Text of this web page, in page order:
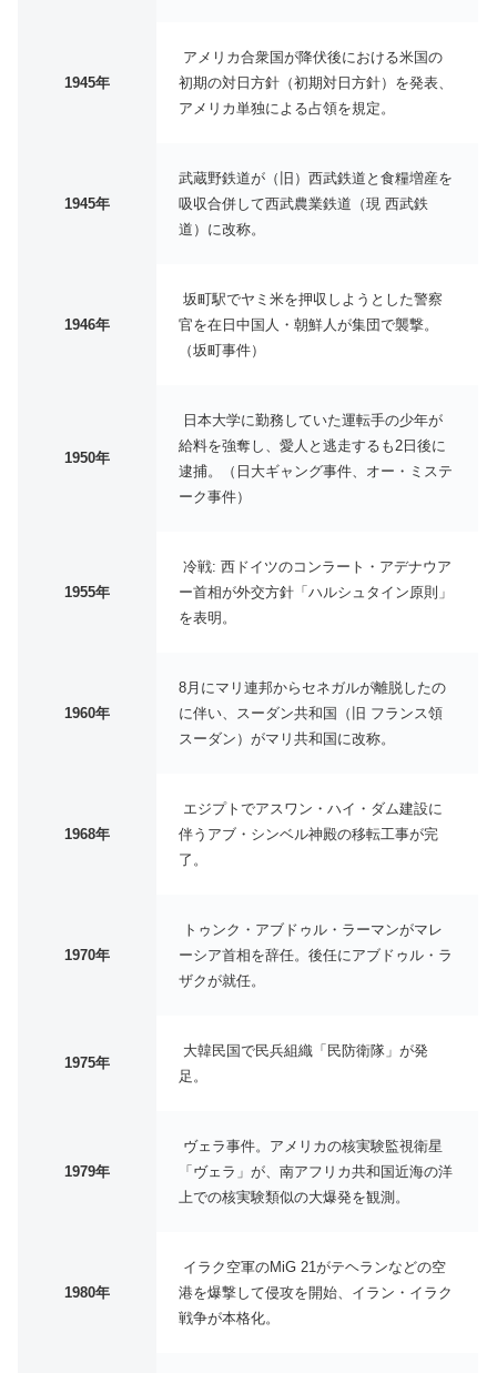
1945年
アメリカ合衆国が降伏後における米国の
初期の対日方針（初期対日方針）を発表、
アメリカ単独による占領を規定。
1945年
武蔵野鉄道が（旧）西武鉄道と食糧増産を
吸収合併して西武農業鉄道（現 西武鉄
道）に改称。
1946年
坂町駅でヤミ米を押収しようとした警察
官を在日中国人・朝鮮人が集団で襲撃。
（坂町事件）
1950年
日本大学に勤務していた運転手の少年が
給料を強奪し、愛人と逃走するも2日後に
逮捕。（日大ギャング事件、オー・ミステ
ーク事件）
1955年
冷戦: 西ドイツのコンラート・アデナウア
ー首相が外交方針「ハルシュタイン原則」
を表明。
1960年
8月にマリ連邦からセネガルが離脱したの
に伴い、スーダン共和国（旧 フランス領
スーダン）がマリ共和国に改称。
1968年
エジプトでアスワン・ハイ・ダム建設に
伴うアブ・シンベル神殿の移転工事が完
了。
1970年
トゥンク・アブドゥル・ラーマンがマレ
ーシア首相を辞任。後任にアブドゥル・ラ
ザクが就任。
1975年
大韓民国で民兵組織「民防衛隊」が発
足。
1979年
ヴェラ事件。アメリカの核実験監視衛星
「ヴェラ」が、南アフリカ共和国近海の洋
上での核実験類似の大爆発を観測。
1980年
イラク空軍のMiG 21がテヘランなどの空
港を爆撃して侵攻を開始、イラン・イラク
戦争が本格化。